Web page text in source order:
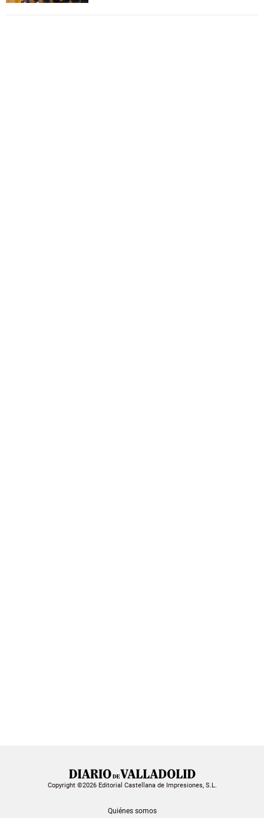
Copyright ©2026 Editorial Castellana de Impresiones, S.L.
Quiénes somos